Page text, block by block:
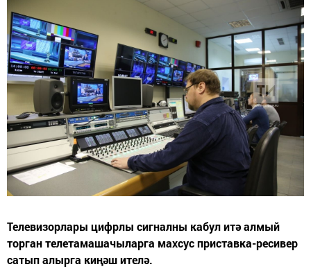
Телевизорлары цифрлы сигналны кабул итә алмый
торган телетамашачыларга махсус приставка-ресивер
сатып алырга киңәш ителә.